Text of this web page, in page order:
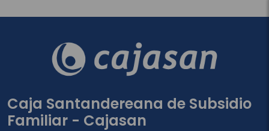
Caja Santandereana de Subsidio
Familiar - Cajasan